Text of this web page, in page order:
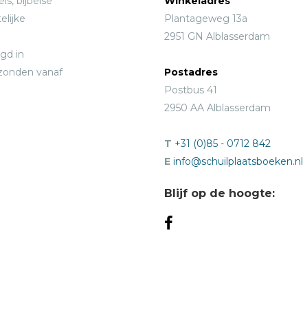
in
vanaf
Plantageweg 13a
2951 GN Alblasserdam
Postadres
Postbus 41
2950 AA Alblasserdam
T +31 (0)85 - 0712 842
E info@schuilplaatsboeken.nl
Blijf op de hoogte: